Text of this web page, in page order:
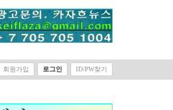
회원가입 로그인 ID/PW찾기